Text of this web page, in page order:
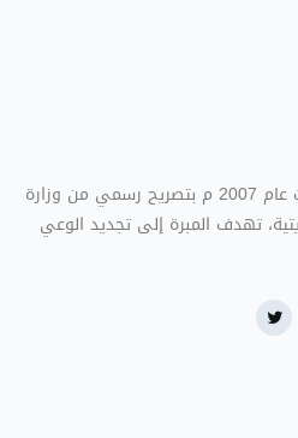
ؤسسة خيرية غير ربحية تأسست عام 2007 م بتصريح رسمي من وزارة
تهدف المبرة إلى تجديد الوعي